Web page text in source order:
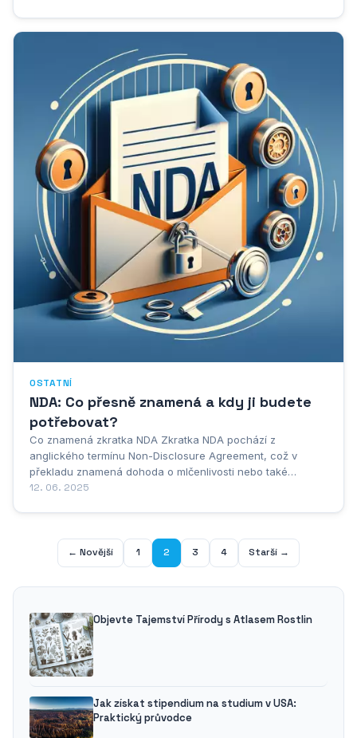
OSTATNÍ
NDA: Co přesně znamená a kdy ji budete
potřebovat?
Co znamená zkratka NDA Zkratka NDA pochází z
anglického termínu Non-Disclosure Agreement, což v
překladu znamená dohoda o mlčenlivosti nebo také
dohoda o zachování důvěrnosti informací. Tento právní
12. 06. 2025
← Novější 1 2 3 4 Starší →
Objevte Tajemství Přírody s Atlasem Rostlin
Jak získat stipendium na studium v USA:
Praktický průvodce